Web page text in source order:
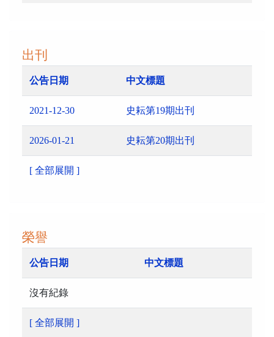
出刊
公告日期 中文標題
2021-12-30 史耘第19期出刊
2026-01-21 史耘第20期出刊
[ 全部展開 ]
榮譽
公告日期 中文標題
沒有紀錄
[ 全部展開 ]